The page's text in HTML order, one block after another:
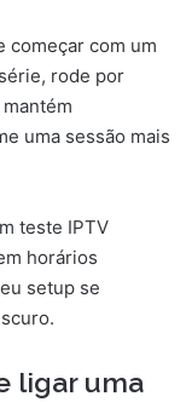
começar com um
rode por
uma sessão mais
teste IPTV
horários
setup se
ligar uma